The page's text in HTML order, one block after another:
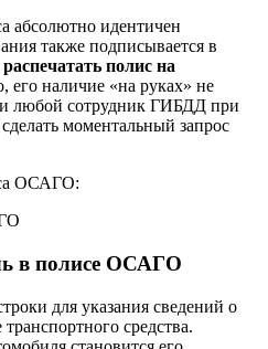
абсолютно идентичен
также подписывается в
распечатать полис на
его наличие «на руках» не
любой сотрудник ГИБДД при
моментальный запрос
ОСАГО:
в полисе ОСАГО
для указания сведений о
средства.